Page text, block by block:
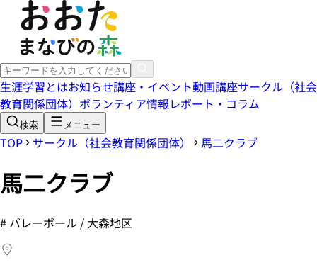
生涯学習とはお知らせ講座・イベント動画講座サークル（社会
教育関係団体） ボランティア情報レポート・コラム
検索 メニュー
TOP サークル（社会教育関係団体） 馬二クラブ
馬二クラブ
# バレーボール / 大森地区